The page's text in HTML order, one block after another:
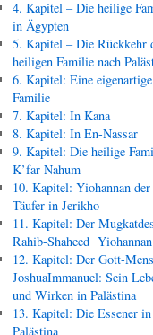
4. Kapitel – Die heilige
in Ägypten
5. Kapitel – Die Rückkehr
heiligen Familie nach
6. Kapitel: Eine eigenartige
Familie
7. Kapitel: In Kana
8. Kapitel: In En-Nassar
9. Kapitel: Die heilige
K’far Nahum
10. Kapitel: Yiohannan der
Täufer in Jerikho
11. Kapitel: Der
Rahib-Shaheed
12. Kapitel: Der Gott-
JoshuaImmanuel: Sein
und Wirken in Palästina
13. Kapitel: Die Essener in
Palästina